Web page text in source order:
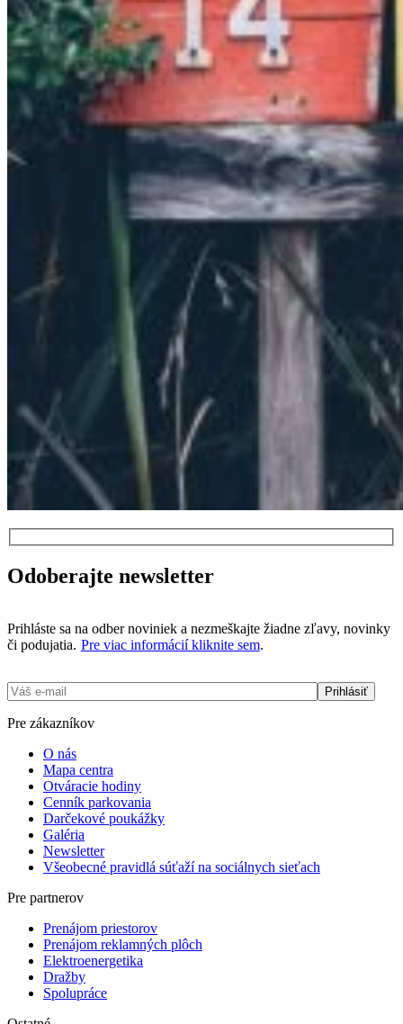
Odoberajte newsletter
Prihláste sa na odber noviniek a nezmeškajte žiadne zľavy, novinky
či podujatia. Pre viac informácií kliknite sem.
Pre zákazníkov
O nás
Mapa centra
Otváracie hodiny
Cenník parkovania
Darčekové poukážky
Galéria
Newsletter
Všeobecné pravidlá súťaží na sociálnych sieťach
Pre partnerov
Prenájom priestorov
Prenájom reklamných plôch
Elektro­­­energetika
Dražby
Spolupráce